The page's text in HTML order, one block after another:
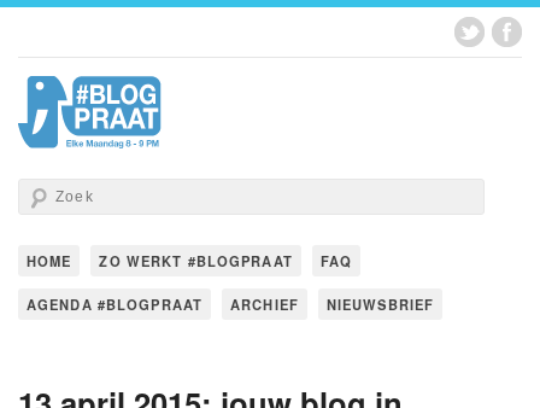
HOME ZO WERKT #BLOGPRAAT FAQ
AGENDA #BLOGPRAAT ARCHIEF NIEUWSBRIEF